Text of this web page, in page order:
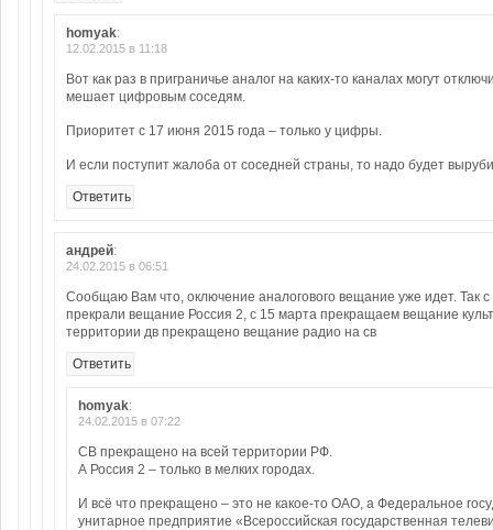
homyak:
12.02.2015 в 11:18
Вот как раз в приграничье аналог на каких-то каналах могут
мешает цифровым соседям.
Приоритет с 17 июня 2015 года – только у цифры.
И если поступит жалоба от соседней страны, то надо будет
Ответить
андрей:
24.02.2015 в 06:51
Сообщаю Вам что, оключение аналогового вещание уже идет. Так
прекрали вещание Россия 2, с 15 марта прекращаем вещание
территории дв прекращено вещание радио на св
Ответить
homyak:
24.02.2015 в 07:22
СВ прекращено на всей территории РФ.
А Россия 2 – только в мелких городах.
И всё что прекращено – это не какое-то ОАО, а Федеральное
унитарное предприятие «Всероссийская государственная